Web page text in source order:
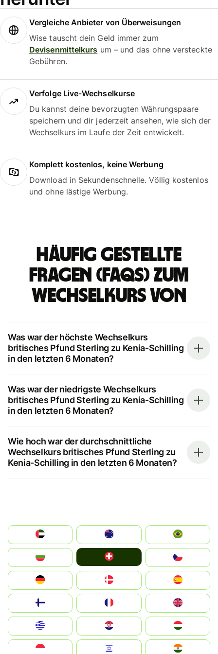
Vergleiche Anbieter von Überweisungen
Wise tauscht dein Geld immer zum
Devisenmittelkurs um – und das ohne versteckte
Gebühren.
Verfolge Live-Wechselkurse
Du kannst deine bevorzugten Währungspaare
speichern und dir jederzeit ansehen, wie sich der
Wechselkurs im Laufe der Zeit entwickelt.
Komplett kostenlos, keine Werbung
Download in Sekundenschnelle. Völlig kostenlos
und ohne lästige Werbung.
Häufig gestellte
Fragen (FAQs) zum
Wechselkurs von
Was war der höchste Wechselkurs
britisches Pfund Sterling zu Kenia-Schilling
in den letzten 6 Monaten?
Was war der niedrigste Wechselkurs
britisches Pfund Sterling zu Kenia-Schilling
in den letzten 6 Monaten?
Wie hoch war der durchschnittliche
Wechselkurs britisches Pfund Sterling zu
Kenia-Schilling in den letzten 6 Monaten?
الإمارات العربية المتحدة
Switzerland
Deutschland
United Kingdom
Magyarország